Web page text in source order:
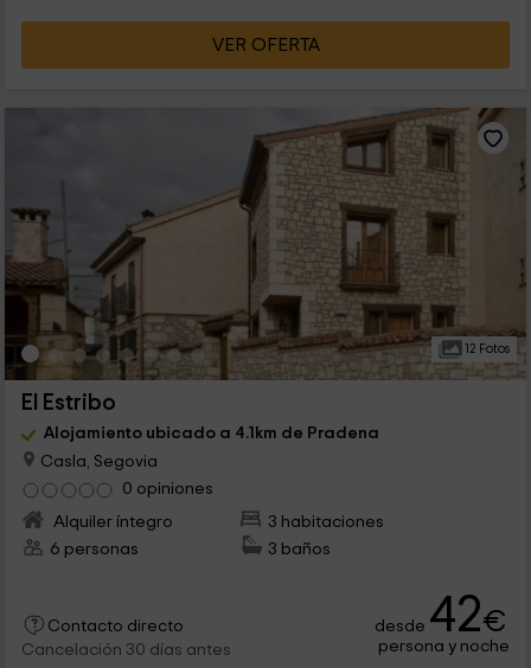
VER OFERTA
12 Fotos
El Estribo
Alojamiento ubicado a 4.1km de Pradena
Casla, Segovia
0 opiniones
Alquiler íntegro
3 habitaciones
6 personas
3 baños
Contacto directo
Cancelación 30 días antes
desde 42€
persona y noche